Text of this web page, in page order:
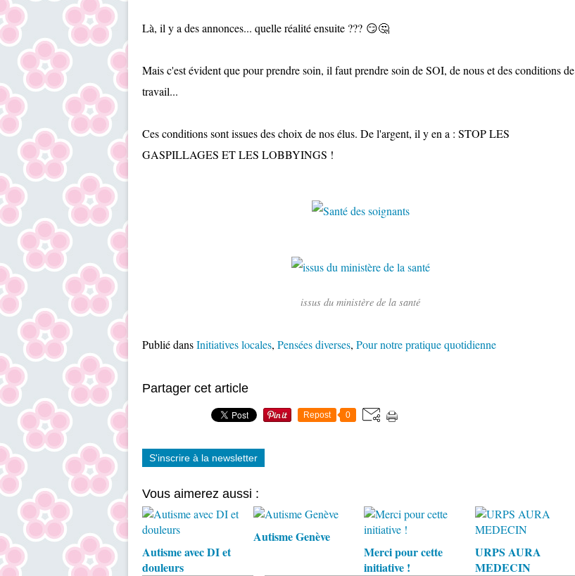
Là, il y a des annonces... quelle réalité ensuite ??? 😏🤔
Mais c'est évident que pour prendre soin, il faut prendre soin de SOI, de nous et des conditions de
travail...
Ces conditions sont issues des choix de nos élus. De l'argent, il y en a : STOP LES
GASPILLAGES ET LES LOBBYINGS !
issus du ministère de la santé
Publié dansInitiatives locales, Pensées diverses, Pour notre pratique quotidienne
Partager cet article
Repost 0
S'inscrire à la newsletter
Vous aimerez aussi :
Autisme avec DI et
douleurs
Autisme Genève
Merci pour cette
initiative !
URPS AURA
MEDECIN